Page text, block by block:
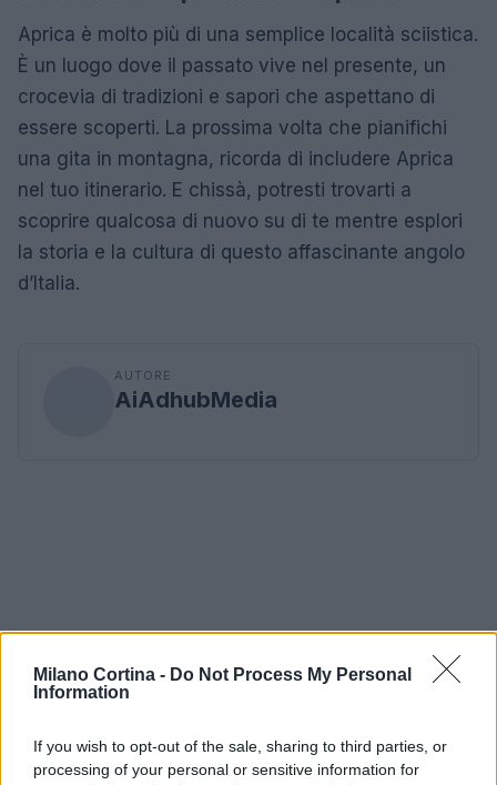
Milano Cortina - Do Not Process My Personal
Information
If you wish to opt-out of the sale, sharing to third parties, or
processing of your personal or sensitive information for
Aprica è molto più di una semplice località sciistica.
È un luogo dove il passato vive nel presente, un
crocevia di tradizioni e sapori che aspettano di
essere scoperti. La prossima volta che pianifichi
una gita in montagna, ricorda di includere Aprica
nel tuo itinerario. E chissà, potresti trovarti a
scoprire qualcosa di nuovo su di te mentre esplori
la storia e la cultura di questo affascinante angolo
d’Italia.
AUTORE
AiAdhubMedia